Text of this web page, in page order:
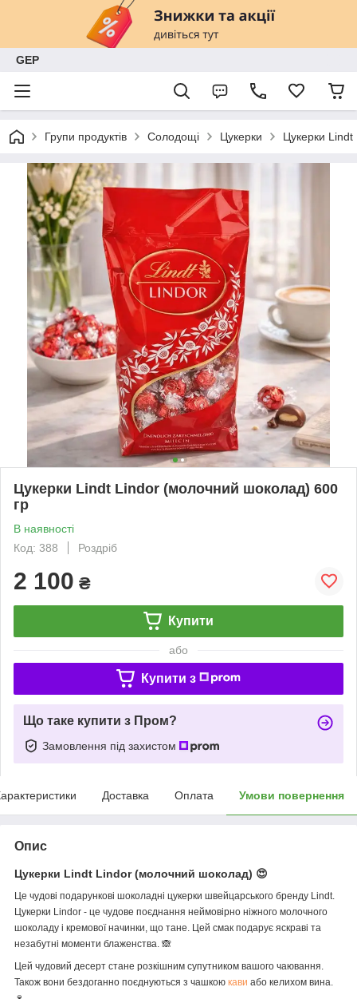
GEP
Групи продуктів Солодощі Цукерки Цукерки
Цукерки Lindt Lindor (молочний шоколад) 600
гр
В наявності
Код: 388
Роздріб
2 100 ₴
Купити
або
Купити з
Що таке купити з Пром?
Замовлення під захистом
Доставка Оплата Умови повернення
Опис
Цукерки Lindt Lindor (молочний шоколад) 😍
Це чудові подарункові шоколадні цукерки швейцарського бренду Lindt.
Цукерки Lindor - це чудове поєднання неймовірно ніжного молочного
шоколаду і кремової начинки, що тане. Цей смак подарує яскраві та
незабутні моменти блаженства. 🙈
Цей чудовий десерт стане розкішним супутником вашого чаювання.
Також вони бездоганно поєднуються з чашкою кави або келихом вина.